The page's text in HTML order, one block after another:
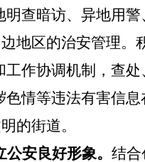
查暗访、异地用
地区的治安管理
作协调机制，查
情等违法有害信
的街道。
安良好形象。 结合